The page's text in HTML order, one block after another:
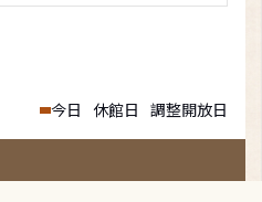
今日 休館日 調整開放日